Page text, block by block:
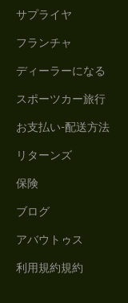
サプライヤ
フランチャ
ディーラーになる
スポーツカー旅行
お支払い-配送方法
リターンズ
保険
ブログ
アバウトゥス
利用規約規約